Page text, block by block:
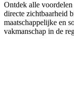
Ontdek alle
directe zichtbaarheid
maatschappelijke en
vakmanschap in de